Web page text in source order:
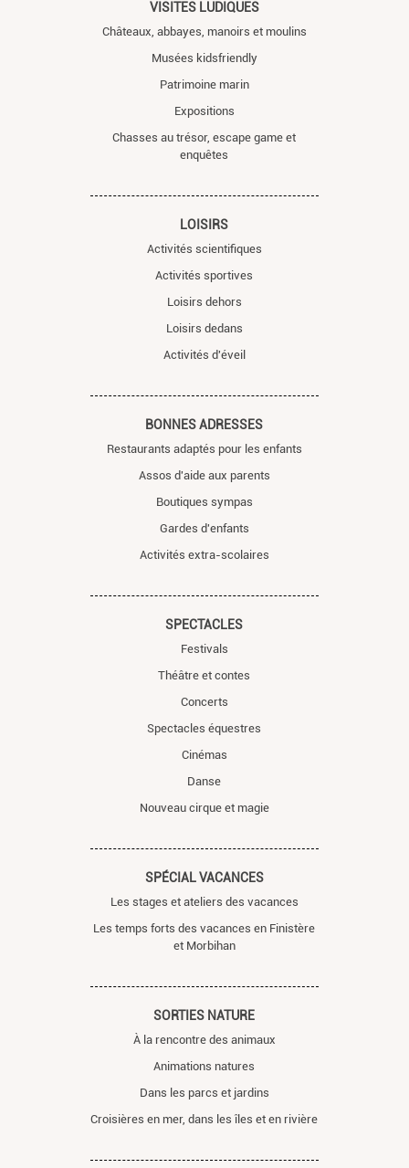
VISITES LUDIQUES
Châteaux, abbayes, manoirs et moulins
Musées kidsfriendly
Patrimoine marin
Expositions
Chasses au trésor, escape game et
enquêtes
LOISIRS
Activités scientifiques
Activités sportives
Loisirs dehors
Loisirs dedans
Activités d'éveil
BONNES ADRESSES
Restaurants adaptés pour les enfants
Assos d'aide aux parents
Boutiques sympas
Gardes d'enfants
Activités extra-scolaires
SPECTACLES
Festivals
Théâtre et contes
Concerts
Spectacles équestres
Cinémas
Danse
Nouveau cirque et magie
SPÉCIAL VACANCES
Les stages et ateliers des vacances
Les temps forts des vacances en Finistère
et Morbihan
SORTIES NATURE
À la rencontre des animaux
Animations natures
Dans les parcs et jardins
Croisières en mer, dans les îles et en rivière